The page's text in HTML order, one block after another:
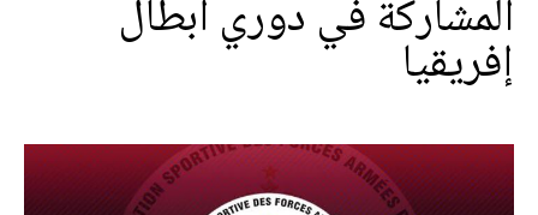
المشاركة في دوري أبطال
إفريقيا